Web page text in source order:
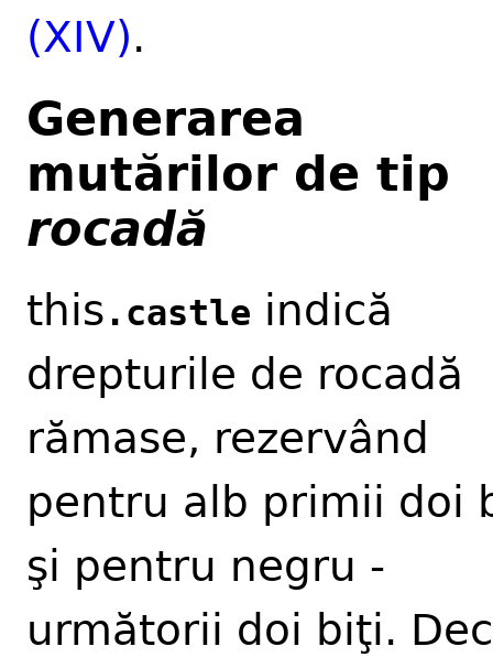
(XIV).
Generarea
mutărilor de tip
rocadă
this .castle indică
drepturile de rocadă
rămase, rezervând
pentru alb primii doi
şi pentru negru -
următorii doi biţi.